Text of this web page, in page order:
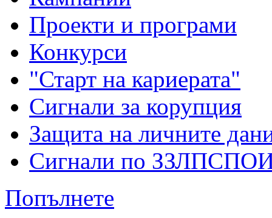
Проекти и програми
Конкурси
"Старт на кариерата"
Сигнали за корупция
Защита на личните
Сигнали по
Попълнете